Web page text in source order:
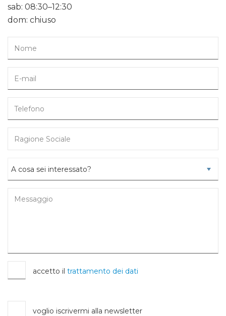
sab: 08:30–12:30
dom: chiuso
accetto il trattamento dei dati
voglio iscrivermi alla newsletter